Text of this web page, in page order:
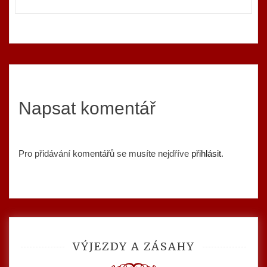
Napsat komentář
Pro přidávání komentářů se musíte nejdříve přihlásit.
VÝJEZDY A ZÁSAHY